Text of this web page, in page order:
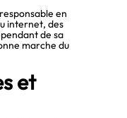
en
internet, des
de sa
marche du
et